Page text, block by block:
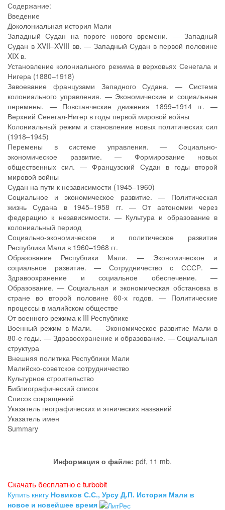
Содержание:
Введение
Доколониальная история Мали
Западный Судан на пороге нового времени. — Западный
Судан в XVII–XVIII вв. — Западный Судан в первой половине
XIX в.
Установление колониального режима в верховьях Сенегала и
Нигера (1880–1918)
Завоевание французами Западного Судана. — Система
колониального управления. — Экономические и социальные
перемены. — Повстанческие движения 1899–1914 гг. —
Верхний Сенегал-Нигер в годы первой мировой войны
Колониальный режим и становление новых политических сил
(1918–1945)
Перемены в системе управления. — Социально-
экономическое развитие. — Формирование новых
общественных сил. — Французский Судан в годы второй
мировой войны
Судан на пути к независимости (1945–1960)
Социальное и экономическое развитие. — Политическая
жизнь Судана в 1945–1958 гг. — От автономии через
федерацию к независимости. — Культура и образование в
колониальный период
Социально-экономическое и политическое развитие
Республики Мали в 1960–1968 гг.
Образование Республики Мали. — Экономическое и
социальное развитие. — Сотрудничество с СССР. —
Здравоохранение и социальное обеспечение. —
Образование. — Социальная и экономическая обстановка в
стране во второй половине 60-х годов. — Политические
процессы в малийском обществе
От военного режима к III Республике
Военный режим в Мали. — Экономическое развитие Мали в
80-е годы. — Здравоохранение и образование. — Социальная
структура
Внешняя политика Республики Мали
Малийско-советское сотрудничество
Культурное строительство
Библиографический список
Список сокращений
Указатель географических и этнических названий
Указатель имен
Summary
Информация о файле: pdf, 11 mb.
Скачать бесплатно c turbobit
Купить книгу Новиков С.С., Урсу Д.П. История Мали в
новое и новейшее время